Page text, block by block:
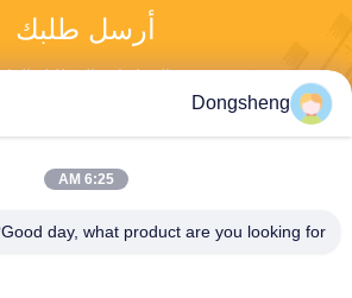
أرسل طلبك
Dongsheng
6:25 AM
Good day, what product are you looking for?